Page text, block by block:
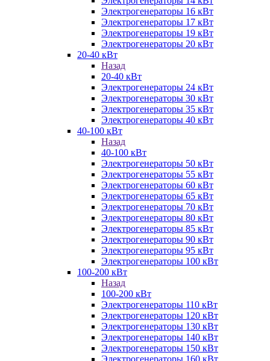
Электрогенераторы 16 кВт
Электрогенераторы 17 кВт
Электрогенераторы 19 кВт
Электрогенераторы 20 кВт
20-40 кВт
Назад
20-40 кВт
Электрогенераторы 24 кВт
Электрогенераторы 30 кВт
Электрогенераторы 35 кВт
Электрогенераторы 40 кВт
40-100 кВт
Назад
40-100 кВт
Электрогенераторы 50 кВт
Электрогенераторы 55 кВт
Электрогенераторы 60 кВт
Электрогенераторы 65 кВт
Электрогенераторы 70 кВт
Электрогенераторы 80 кВт
Электрогенераторы 85 кВт
Электрогенераторы 90 кВт
Электрогенераторы 95 кВт
Электрогенераторы 100 кВт
100-200 кВт
Назад
100-200 кВт
Электрогенераторы 110 кВт
Электрогенераторы 120 кВт
Электрогенераторы 130 кВт
Электрогенераторы 140 кВт
Электрогенераторы 150 кВт
Электрогенераторы 160 кВт